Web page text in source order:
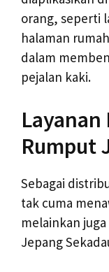
orang, seperti
halaman
dalam
pejalan kaki.
Rumput
Sebagai
tak cuma
melainkan
Jepang